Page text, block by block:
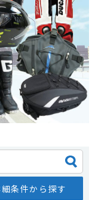
条件から探す